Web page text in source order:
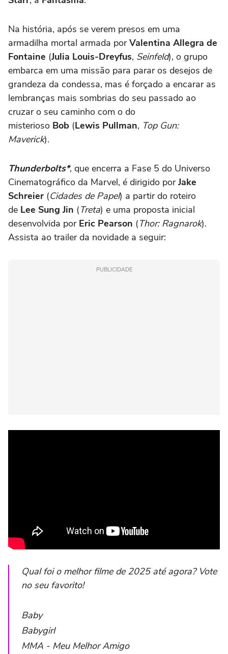
Na história, após se verem presos em uma
armadilha mortal armada porValentina Allegra de
Fontaine (Julia Louis-Dreyfus, Seinfeld), o grupo
embarca em uma missão para parar os desejos de
grandeza da condessa, mas é forçado a encarar as
lembranças mais sombrias do seu passado ao
cruzar o seu caminho com o do
misterioso Bob (Lewis Pullman, Top Gun:
Maverick).
Thunderbolts*, que encerra a Fase 5 do Universo
Cinematográfico da Marvel, é dirigido porJake
Schreier (Cidades de Papel) a partir do roteiro
de Lee Sung Jin (Treta) e uma proposta inicial
desenvolvida por Eric Pearson (Thor: Ragnarok).
Assista ao trailer da novidade a seguir:
PUBLICIDADE
Qual foi o melhor filme de 2025 até agora? Vote
no seu favorito!
Baby
Babygirl
MMA - Meu Melhor Amigo